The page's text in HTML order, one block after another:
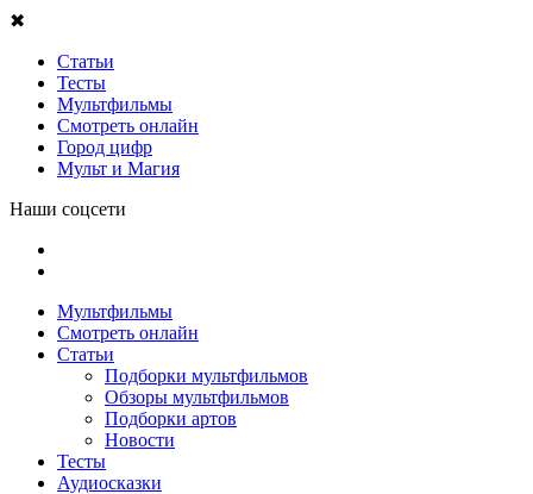
✖
Статьи
Тесты
Мультфильмы
Смотреть онлайн
Город цифр
Мульт и Магия
Наши соцсети
Мультфильмы
Смотреть онлайн
Статьи
Подборки мультфильмов
Обзоры мультфильмов
Подборки артов
Новости
Тесты
Аудиосказки